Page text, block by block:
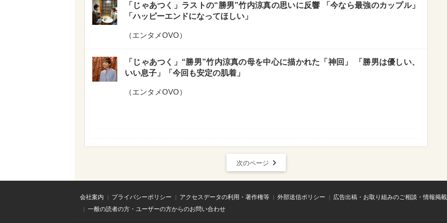
「じゃあつく」ラストの“勝男”竹内涼真の思いに反響 「今なら最強のカップル」
「ハッピーエンドになってほしい」
（エンタメOVO）
「じゃあつく」“勝男”竹内涼真の母を中心に描かれた「神回」 「勝男は優しい、
いい息子」「今回も安定の肌着」
（エンタメOVO）
次のページ
会社案内 プライバシーポリシー アクセスデータの利用・著作権等 外部送信ポリシー
広告出稿・お取り組みのご相談・情報掲
一般の読者の方・ユーザーの方からのお問い合わせ